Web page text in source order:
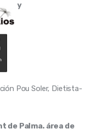
y
Pou Soler, Dietista-
de Palma. área de